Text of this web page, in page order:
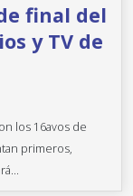
final del
y TV de
los 16avos de
primeros,